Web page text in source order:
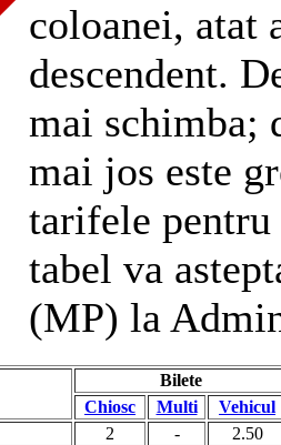
coloanei, atat
descendent.
mai schimba;
mai jos este
tarifele pentru
tabel va
(MP) la
Bilete
Chiosc
Multi Vehicul
2 - 2.50